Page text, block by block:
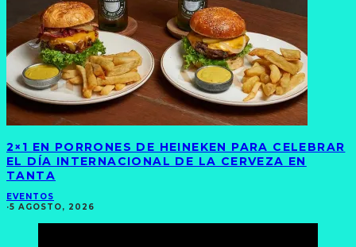
2×1 EN PORRONES DE HEINEKEN PARA CELEBRAR
EL DÍA INTERNACIONAL DE LA CERVEZA EN
TANTA
EVENTOS
·5 AGOSTO, 2026